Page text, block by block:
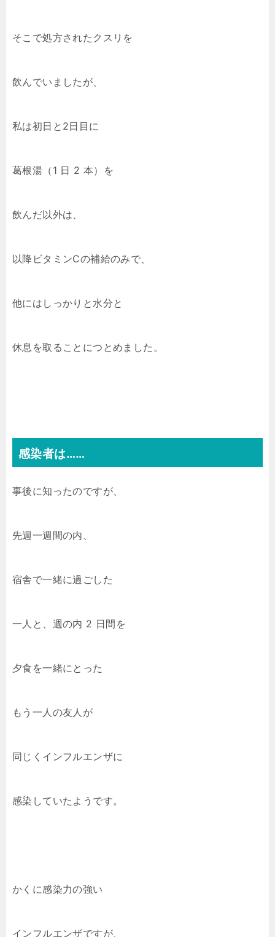
そこで処方されたクスリを
飲んでいましたが、
私は初日と2日目に
葛根湯（1 日 2 本）を
飲んだ以外は、
以降ビタミンCの補給のみで、
他にはしっかりと水分と
休息を取ることにつとめました。
感染者は……
事後に知ったのですが、
先週一週間の内、
宿舎で一緒に過ごした
一人と、週の内 2 日間を
夕食を一緒にとった
もう一人の友人が
同じくインフルエンザに
感染していたようです。
かくに感染力の強い
インフルエンザですが、